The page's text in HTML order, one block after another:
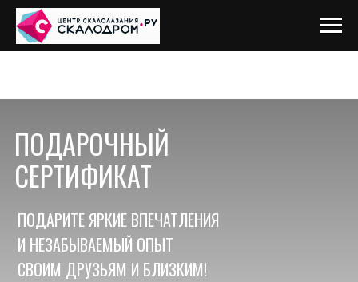
ПОДАРОЧНЫЙ
СЕРТИФИКАТ
ПОДАРИТЕ ЯРКИЕ ВПЕЧАТЛЕНИЯ
И НЕЗАБЫВАЕМЫЙ ОПЫТ
СВОИМ ДРУЗЬЯМ И БЛИЗКИМ!